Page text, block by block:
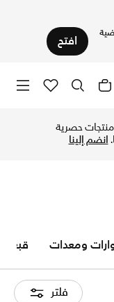
افتح
حصرية
انضم إلينا
فلتر
ومعدات